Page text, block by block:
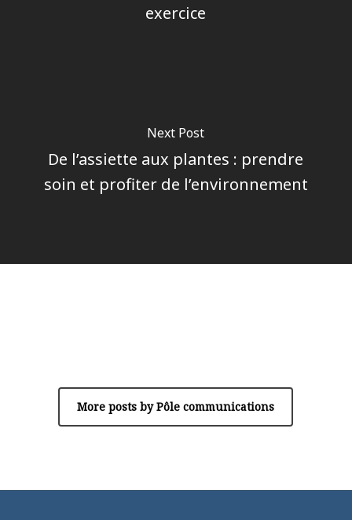
exercice
Next Post
De l’assiette aux plantes : prendre
soin et profiter de l’environnement
More posts by Pôle communications